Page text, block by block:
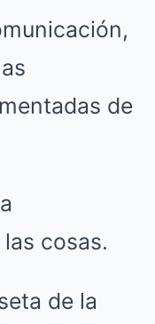
de
cosas.
de la